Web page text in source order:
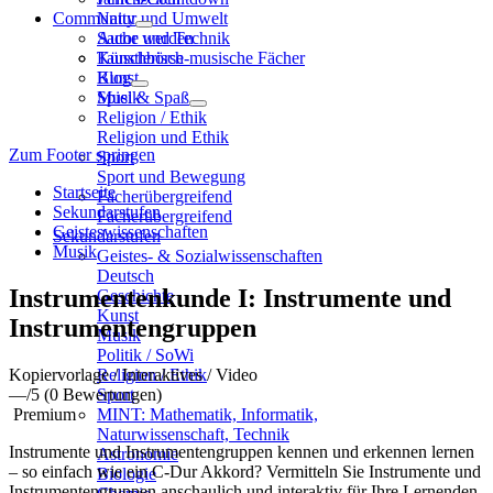
Natur und Umwelt
Sache und Technik
Künstlerisch-musische Fächer
Kunst
Musik
Religion / Ethik
Religion und Ethik
Sport
Sport und Bewegung
Fächerübergreifend
Fächerübergreifend
Sekundarstufen
Geistes- & Sozialwissenschaften
Deutsch
Geschichte
Kunst
Musik
Politik / SoWi
Religion / Ethik
Sport
MINT: Mathematik, Informatik,
Naturwissenschaft, Technik
Astronomie
Biologie
Community
Autor werden
Tauschbörse
Blog
Spiel & Spaß
Zum Footer springen
Startseite
Sekundarstufen
Geisteswissenschaften
Musik
Instrumentenkunde I: Instrumente und
Instrumentengruppen
Kopiervorlage / Interaktives / Video
—/5 (0 Bewertungen)
Premium
Instrumente und Instrumentengruppen kennen und erkennen lernen
– so einfach wie ein C-Dur Akkord? Vermitteln Sie Instrumente und